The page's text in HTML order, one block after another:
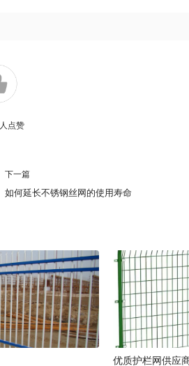
人点赞
下一篇
如何延长不锈钢丝网的使用寿命
优质护栏网供应